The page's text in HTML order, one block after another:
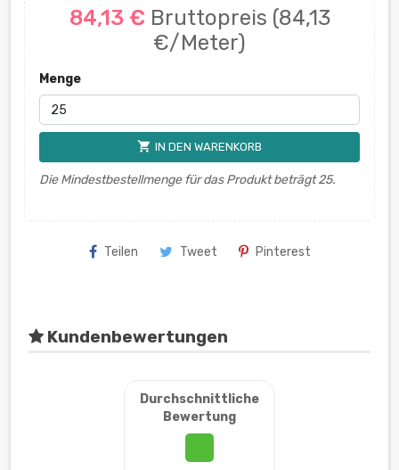
84,13 € Bruttopreis (84,13
€/Meter)
Menge
shopping_cart IN DEN WARENKORB
Die Mindestbestellmenge für das Produkt beträgt 25.
Teilen Tweet Pinterest
Kundenbewertungen
Durchschnittliche
Bewertung